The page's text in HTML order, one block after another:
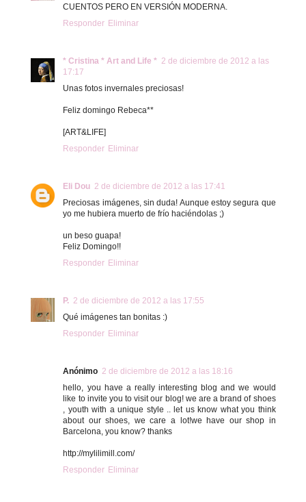
CUENTOS PERO EN VERSIÓN MODERNA.
Responder Eliminar
* Cristina * Art and Life * 2 de diciembre de 2012 a las
17:17
Unas fotos invernales preciosas!
Feliz domingo Rebeca**
[ART&LIFE]
Responder Eliminar
Eli Dou 2 de diciembre de 2012 a las 17:41
Preciosas imágenes, sin duda! Aunque estoy segura que
yo me hubiera muerto de frío haciéndolas ;)
un beso guapa!
Feliz Domingo!!
Responder Eliminar
P. 2 de diciembre de 2012 a las 17:55
Qué imágenes tan bonitas :)
Responder Eliminar
Anónimo 2 de diciembre de 2012 a las 18:16
hello, you have a really interesting blog and we would
like to invite you to visit our blog! we are a brand of shoes
, youth with a unique style .. let us know what you think
about our shoes, we care a lot!we have our shop in
Barcelona, you know? thanks
http://mylilimill.com/
Responder Eliminar